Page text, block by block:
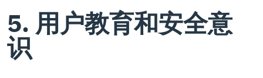
5. 用户教育和安全意
识